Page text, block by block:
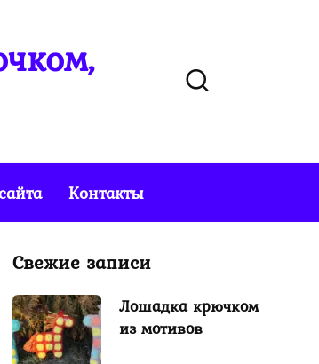
Контакты
Свежие записи
Лошадка крючком
из мотивов